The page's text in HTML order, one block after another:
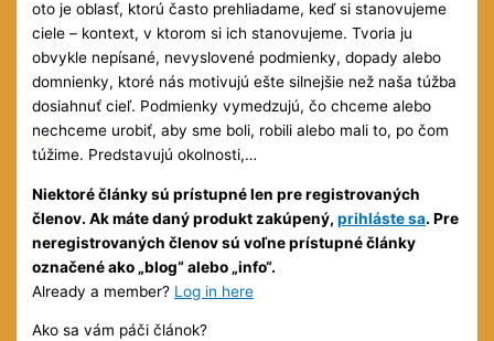
oto je oblasť, ktorú často prehliadame, keď si stanovujeme
ciele – kontext, v ktorom si ich stanovujeme. Tvoria ju
obvykle nepísané, nevyslovené podmienky, dopady alebo
domnienky, ktoré nás motivujú ešte silnejšie než naša túžba
dosiahnuť cieľ. Podmienky vymedzujú, čo chceme alebo
nechceme urobiť, aby sme boli, robili alebo mali to, po čom
túžime. Predstavujú okolnosti,…
Niektoré články sú prístupné len pre registrovaných
členov. Ak máte daný produkt zakúpený,prihláste sa. Pre
neregistrovaných členov sú voľne prístupné články
označené ako „blog“ alebo „info“.
Already a member? Log in here
Ako sa vám páči článok?